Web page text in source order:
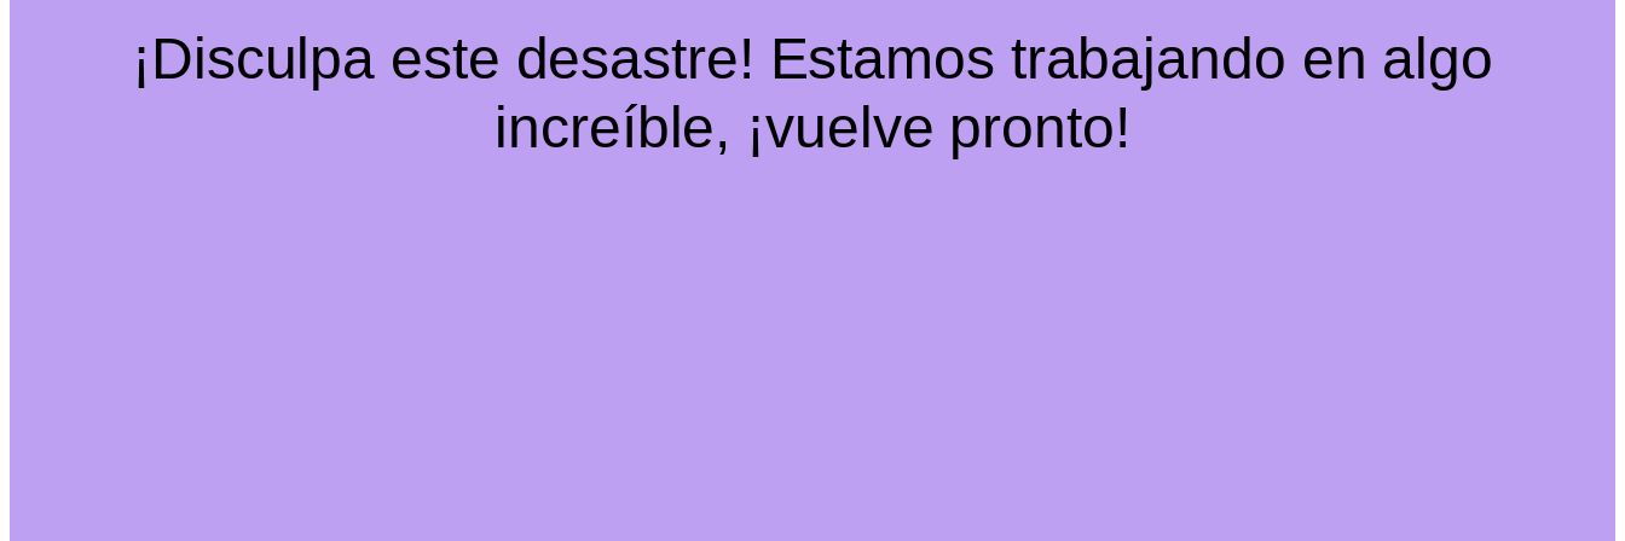
¡Disculpa este desastre! Estamos trabajando en algo
increíble, ¡vuelve pronto!